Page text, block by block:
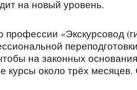
на новый уровень.
профессии «Экскурсовод
на законных
курсы около трёх